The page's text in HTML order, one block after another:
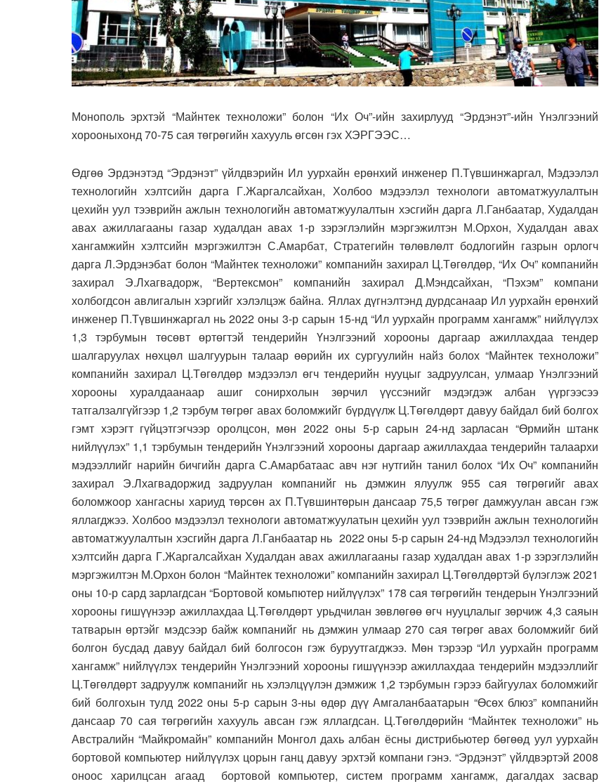
Монополь эрхтэй “Майнтек техноложи” болон “Их Оч”-ийн захирлууд “Эрдэнэт”-ийн Үнэлгээний
хорооныхонд 70-75 сая төгрөгийн хахууль өгсөн гэх ХЭРГЭЭС…
Өдгөө Эрдэнэтэд “Эрдэнэт” үйлдвэрийн Ил уурхайн ерөнхий инженер П.Түвшинжаргал, Мэдээлэл
технологийн хэлтсийн дарга Г.Жаргалсайхан, Холбоо мэдээлэл технологи автоматжуулалтын
цехийн уул тээврийн ажлын технологийн автоматжуулалтын хэсгийн дарга Л.Ганбаатар, Худалдан
авах ажиллагааны газар худалдан авах 1-р зэрэглэлийн мэргэжилтэн М.Орхон, Худалдан авах
хангамжийн хэлтсийн мэргэжилтэн С.Амарбат, Стратегийн төлөвлөлт бодлогийн газрын орлогч
дарга Л.Эрдэнэбат болон “Майнтек техноложи” компанийн захирал Ц.Төгөлдөр, “Их Оч” компанийн
захирал Э.Лхагвадорж, “Вертексмон” компанийн захирал Д.Мэндсайхан, “Пэхэм” компани
холбогдсон авлигалын хэргийг хэлэлцэж байна. Яллах дүгнэлтэнд дурдсанаар Ил уурхайн ерөнхий
инженер П.Түвшинжаргал нь 2022 оны 3-р сарын 15-нд “Ил уурхайн программ хангамж” нийлүүлэх
1,3 тэрбумын төсөвт өртөгтэй тендерийн Үнэлгээний хорооны даргаар ажиллахдаа тендер
шалгаруулах нөхцөл шалгуурын талаар өөрийн их сургуулийн найз болох “Майнтек техноложи”
компанийн захирал Ц.Төгөлдөр мэдээлэл өгч тендерийн нууцыг задруулсан, улмаар Үнэлгээний
хорооны хуралдаанаар ашиг сонирхолын зөрчил үүссэнийг мэдэгдэж албан үүргээсээ
татгалзалгүйгээр 1,2 тэрбум төгрөг авах боломжийг бүрдүүлж Ц.Төгөлдөрт давуу байдал бий болгох
гэмт хэрэгт гүйцэтгэгчээр оролцсон, мөн 2022 оны 5-р сарын 24-нд зарласан “Өрмийн штанк
нийлүүлэх” 1,1 тэрбумын тендерийн Үнэлгээний хорооны даргаар ажиллахдаа тендерийн талаархи
мэдээллийг нарийн бичгийн дарга С.Амарбатаас авч нэг нутгийн танил болох “Их Оч” компанийн
захирал Э.Лхагвадоржид задруулан компанийг нь дэмжин ялуулж 955 сая төгрөгийг авах
боломжоор хангасны хариуд төрсөн ах П.Түвшинтөрын дансаар 75,5 төгрөг дамжуулан авсан гэж
яллагджээ. Холбоо мэдээлэл технологи автоматжуулатын цехийн уул тээврийн ажлын технологийн
автоматжуулалтын хэсгийн дарга Л.Ганбаатар нь 2022 оны 5-р сарын 24-нд Мэдээлэл технологийн
хэлтсийн дарга Г.Жаргалсайхан Худалдан авах ажиллагааны газар худалдан авах 1-р зэрэглэлийн
мэргэжилтэн М.Орхон болон “Майнтек техноложи” компанийн захирал Ц.Төгөлдөртэй бүлэглэж 2021
оны 10-р сард зарлагдсан “Бортовой комьпютер нийлүүлэх” 178 сая төгрөгийн тендерын Үнэлгээний
хорооны гишүүнээр ажиллахдаа Ц.Төгөлдөрт урьдчилан зөвлөгөө өгч нууцлалыг зөрчиж 4,3 саяын
татварын өртэйг мэдсээр байж компанийг нь дэмжин улмаар 270 сая төгрөг авах боломжийг бий
болгон бусдад давуу байдал бий болгосон гэж буруутгагджээ. Мөн тэрээр “Ил уурхайн программ
хангамж” нийлүүлэх тендерийн Үнэлгээний хорооны гишүүнээр ажиллахдаа тендерийн мэдээллийг
Ц.Төгөлдөрт задруулж компанийг нь хэлэлцүүлэн дэмжиж 1,2 тэрбумын гэрээ байгуулах боломжийг
бий болгохын тулд 2022 оны 5-р сарын 3-ны өдөр дүү Амгаланбаатарын “Өсөх блюз” компанийн
дансаар 70 сая төгрөгийн хахууль авсан гэж яллагдсан. Ц.Төгөлдөрийн “Майнтек техноложи” нь
Австралийн “Майкромайн” компанийн Монгол дахь албан ёсны дистрибьютер бөгөөд уул уурхайн
бортовой компьютер нийлүүлэх цорын ганц давуу эрхтэй компани гэнэ. “Эрдэнэт” үйлдвэртэй 2008
оноос харилцсан агаад бортовой компьютер, систем программ хангамж, дагалдах засвар